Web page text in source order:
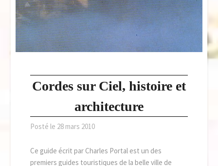
Cordes sur Ciel, histoire et
architecture
Posté le 28 mars 2010
Ce guide écrit par Charles Portal est un des
premiers guides touristiques de la belle ville de